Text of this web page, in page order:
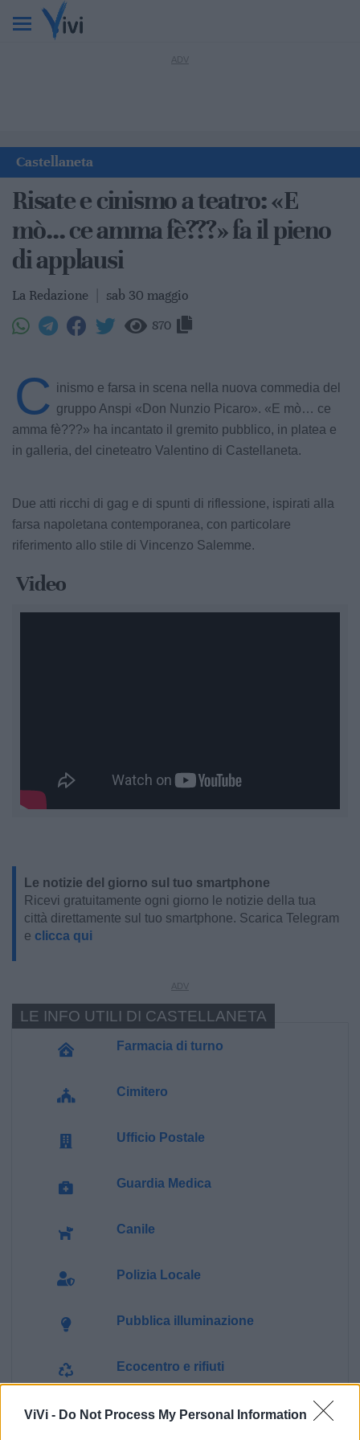
ViVi - Do Not Process My Personal Information
Castellaneta
Risate e cinismo a teatro: «E
mò… ce amma fè???» fa il pieno
di applausi
La Redazione sab 30 maggio
870
C inismo e farsa in scena nella nuova commedia del
gruppo Anspi «Don Nunzio Picaro». «E mò… ce
amma fè???» ha incantato il gremito pubblico, in platea e
in galleria, del cineteatro Valentino di Castellaneta.
Due atti ricchi di gag e di spunti di riflessione, ispirati alla
farsa napoletana contemporanea, con particolare
riferimento allo stile di Vincenzo Salemme.
Video
Le notizie del giorno sul tuo smartphone
Ricevi gratuitamente ogni giorno le notizie della tua
città direttamente sul tuo smartphone. Scarica Telegram
e clicca qui
Farmacia di turno
Cimitero
Ufficio Postale
Guardia Medica
Canile
Polizia Locale
Pubblica illuminazione
Ecocentro e rifiuti
LE INFO UTILI DI CASTELLANETA